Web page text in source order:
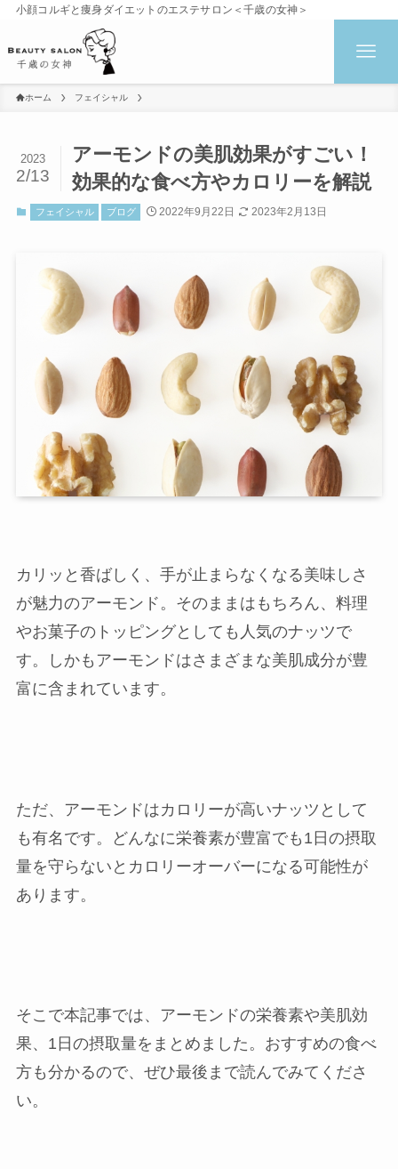
小顔コルギと痩身ダイエットのエステサロン＜千歳の女神＞
ホーム フェイシャル
アーモンドの美肌効果がすごい！
効果的な食べ方やカロリーを解説
2023
2/13
フェイシャル ブログ 2022年9月22日 2023年2月13日
カリッと香ばしく、手が止まらなくなる美味しさ
が魅力のアーモンド。そのままはもちろん、料理
やお菓子のトッピングとしても人気のナッツで
す。しかもアーモンドはさまざまな美肌成分が豊
富に含まれています。
ただ、アーモンドはカロリーが高いナッツとして
も有名です。どんなに栄養素が豊富でも1日の摂取
量を守らないとカロリーオーバーになる可能性が
あります。
そこで本記事では、アーモンドの栄養素や美肌効
果、1日の摂取量をまとめました。おすすめの食べ
方も分かるので、ぜひ最後まで読んでみてくださ
い。
岡崎店
三河安城店
刈谷店